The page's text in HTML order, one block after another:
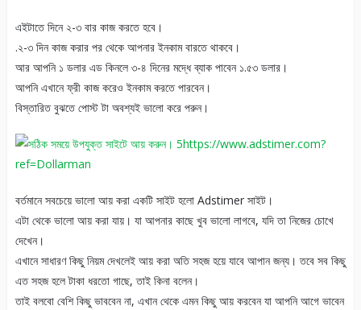
এইটাতে দিনে ২-৩ বার কাজ করতে হবে।
.২-৩ দিন কাজ করার পর থেকে আপনার ইনকাম বারতে থাকবে।
আর আপনি ১ ডলার এড কিনলে ৩-৪ দিনের মদ্ধে ব্যাক পাবেন ১.৫৩ ডলার।
আপনি এখানে ফ্রী কাজ করেও ইনকাম করতে পারবেন।
বিস্তারিত বুঝতে পোস্ট টা অবশ্যই ভালো করে পরুন।
https://www.adstimer.com?
ref=Dollarman
বর্তমানে সবচেয়ে ভালো আয় করা একটি সাইট হলো Adstimer সাইট।
এটা থেকে ভালো আয় করা যায়। যা আপনার কাছে খুব ভালো লাগবে, যদি তা নিজের চোখে
দেখেন।
এখানে সাধারণ কিছু নিয়ম দেখলেই আয় করা অতি সহজ হয়ে যাবে আপান জন্য। তবে সব কিছু
এত সহজ হলে টাকা ধরতো গাছে, তাই কিনা বলেন।
তাই বলবো বেশি কিছু ভাববেন না, এখান থেকে এমন কিছু আয় করবেন যা আপনি আগে ভাবেন